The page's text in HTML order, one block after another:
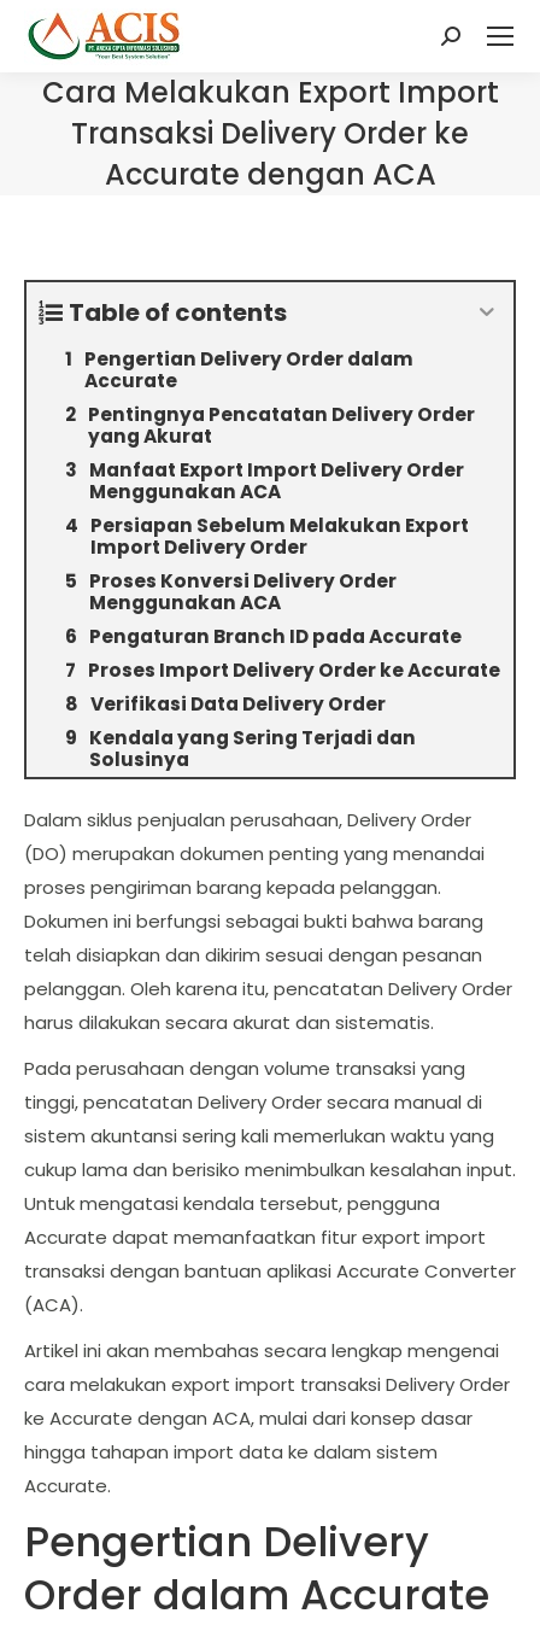
Search:
Cara Melakukan Export Import
Transaksi Delivery Order ke
Accurate dengan ACA
Table of contents
Pengertian Delivery Order dalam
Accurate
Pentingnya Pencatatan Delivery Order
yang Akurat
Manfaat Export Import Delivery Order
Menggunakan ACA
Persiapan Sebelum Melakukan Export
Import Delivery Order
Proses Konversi Delivery Order
Menggunakan ACA
Pengaturan Branch ID pada Accurate
Proses Import Delivery Order ke Accurate
Verifikasi Data Delivery Order
Kendala yang Sering Terjadi dan
Solusinya
Dalam siklus penjualan perusahaan, Delivery Order
(DO) merupakan dokumen penting yang menandai
proses pengiriman barang kepada pelanggan.
Dokumen ini berfungsi sebagai bukti bahwa barang
telah disiapkan dan dikirim sesuai dengan pesanan
pelanggan. Oleh karena itu, pencatatan Delivery Order
harus dilakukan secara akurat dan sistematis.
Pada perusahaan dengan volume transaksi yang
tinggi, pencatatan Delivery Order secara manual di
sistem akuntansi sering kali memerlukan waktu yang
cukup lama dan berisiko menimbulkan kesalahan input.
Untuk mengatasi kendala tersebut, pengguna
Accurate dapat memanfaatkan fitur export import
transaksi dengan bantuan aplikasi Accurate Converter
(ACA).
Artikel ini akan membahas secara lengkap mengenai
cara melakukan export import transaksi Delivery Order
ke Accurate dengan ACA, mulai dari konsep dasar
hingga tahapan import data ke dalam sistem
Accurate.
Pengertian Delivery
Order dalam Accurate